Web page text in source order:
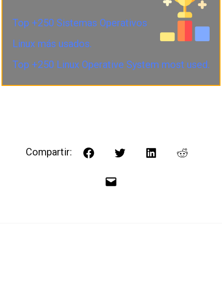
Top +250 Sistemas Operativos
Linux más usados.
Top +250 Linux Operative System most used.
Compartir: FacebookTwitterLinkedInReddit
Correo